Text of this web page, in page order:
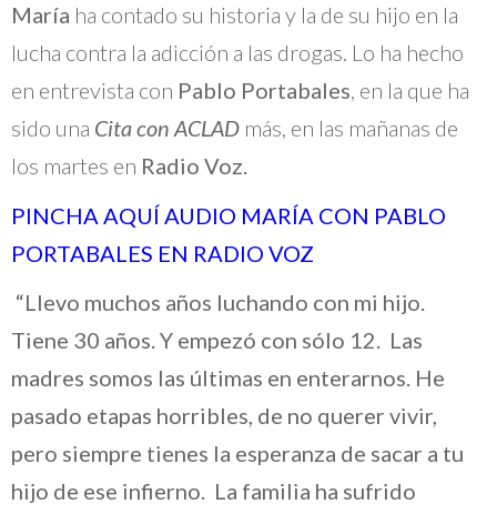
María ha contado su historia y la de su hijo en la
lucha contra la adicción a las drogas. Lo ha hecho
en entrevista con Pablo Portabales, en la que ha
sido una Cita con ACLAD más, en las mañanas de
los martes en Radio Voz.
PINCHA AQUÍ AUDIO MARÍA CON PABLO
PORTABALES EN RADIO VOZ
“Llevo muchos años luchando con mi hijo.
Tiene 30 años. Y empezó con sólo 12. Las
madres somos las últimas en enterarnos. He
pasado etapas horribles, de no querer vivir,
pero siempre tienes la esperanza de sacar a tu
hijo de ese infierno. La familia ha sufrido